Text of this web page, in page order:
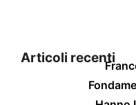
Articoli recenti